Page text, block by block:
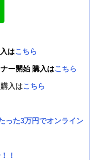
はこちら
ー開始 購入はこちら
入はこちら
った3万円でオンライン
！